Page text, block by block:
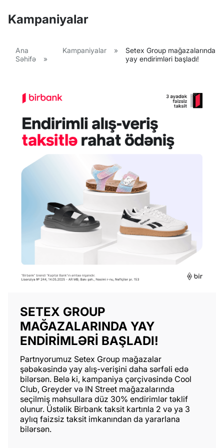
Kampaniyalar
Ana
Səhifə
»
Kampaniyalar »
Setex Group mağazalarında
yay endirimləri başladı!
SETEX GROUP
MAĞAZALARINDA YAY
ENDIRIMLƏRI BAŞLADI!
Partnyorumuz Setex Group mağazalar
şəbəkəsində yay alış-verişini daha sərfəli edə
bilərsən. Belə ki, kampaniya çərçivəsində Cool
Club, Greyder və IN Street mağazalarında
seçilmiş məhsullara düz 30% endirimlər təklif
olunur. Üstəlik Birbank taksit kartınla 2 və ya 3
aylıq faizsiz taksit imkanından da yararlana
bilərsən.